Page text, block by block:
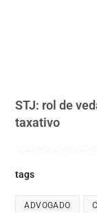
STJ: rol de
taxativo
tags
ADVOGADO